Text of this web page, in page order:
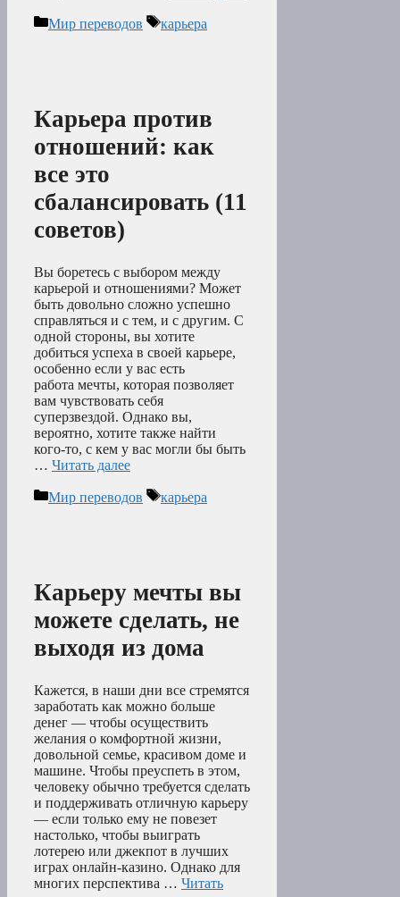
Рубрики
Мир переводов Метки
карьера
Карьера против
отношений: как
все это
сбалансировать (11
советов)
Вы боретесь с выбором между
карьерой и отношениями? Может
быть довольно сложно успешно
справляться и с тем, и с другим. С
одной стороны, вы хотите
добиться успеха в своей карьере,
особенно если у вас есть
работа мечты, которая позволяет
вам чувствовать себя
суперзвездой. Однако вы,
вероятно, хотите также найти
кого-то, с кем у вас могли бы быть
… Читать далее
Рубрики
Мир переводов Метки
карьера
Карьеру мечты вы
можете сделать, не
выходя из дома
Кажется, в наши дни все стремятся
заработать как можно больше
денег — чтобы осуществить
желания о комфортной жизни,
довольной семье, красивом доме и
машине. Чтобы преуспеть в этом,
человеку обычно требуется сделать
и поддерживать отличную карьеру
— если только ему не повезет
настолько, чтобы выиграть
лотерею или джекпот в лучших
играх онлайн-казино. Однако для
многих перспектива … Читать